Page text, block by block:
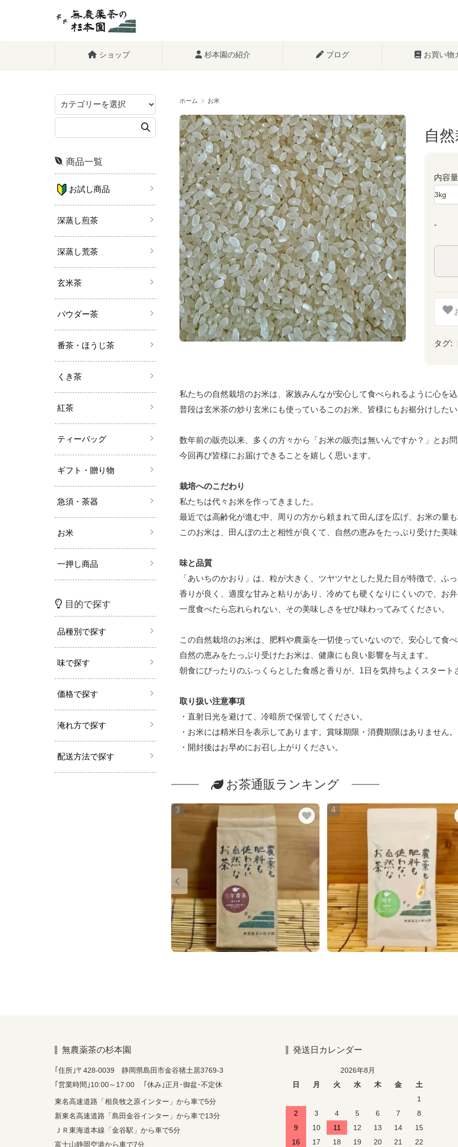
ショップ 杉本園の紹介 ブログ お買い物
ホーム お米
自
内容
-
タグ:
私たちの自然栽培のお米は、家族みんなが安心して食べられるように心を
普段は玄米茶の炒り玄米にも使っているこのお米、皆様にもお裾分けした
数年前の販売以来、多くの方々から「お米の販売は無いんですか？」とお
今回再び皆様にお届けできることを嬉しく思います。
栽培へのこだわり
私たちは代々お米を作ってきました。
最近では高齢化が進む中、周りの方から頼まれて田んぼを広げ、お米の量
このお米は、田んぼの土と相性が良くて、自然の恵みをたっぷり受けた美
味と品質
「あいちのかおり」は、粒が大きく、ツヤツヤとした見た目が特徴で、ふ
香りが良く、適度な甘みと粘りがあり、冷めても硬くなりにくいので、お
一度食べたら忘れられない、その美味しさをぜひ味わってみてください。
この自然栽培のお米は、肥料や農薬を一切使っていないので、安心して食
自然の恵みをたっぷり受けたお米は、健康にも良い影響を与えます。
朝食にぴったりのふっくらとした食感と香りが、1日を気持ちよくスタート
取り扱い注意事項
・直射日光を避けて、冷暗所で保管してください。
・お米には精米日を表示してあります。賞味期限・消費期限はありません。
・開封後はお早めにお召し上がりください。
お茶通販ランキング
商品一覧
お試し商品
深蒸し煎茶
深蒸し荒茶
玄米茶
パウダー茶
番茶・ほうじ茶
くき茶
紅茶
ティーバッグ
ギフト・贈り物
急須・茶器
お米
一押し商品
目的で探す
品種別で探す
味で探す
価格で探す
淹れ方で探す
配送方法で探す
無農薬茶の杉本園
｢住所｣〒428-0039 静岡県島田市金谷猪土居3769-3
｢営業時間｣10:00～17:00 ｢休み｣正月･御盆･不定休
東名高速道路「相良牧之原インター」から車で5分
新東名高速道路「島田金谷インター」から車で13分
ＪＲ東海道本線「金谷駅」から車で5分
富士山静岡空港から車で7分
発送日カレンダー
2026年8月
日
月 火 水 木 金
土
1
2
3 4 5 6 7
8
9
10 11 12 13 14
15
16
17 18 19 20 21 22